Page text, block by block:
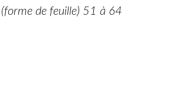
de feuille) 51 à 64